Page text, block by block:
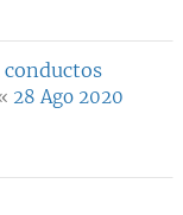
conductos
28 Ago 2020